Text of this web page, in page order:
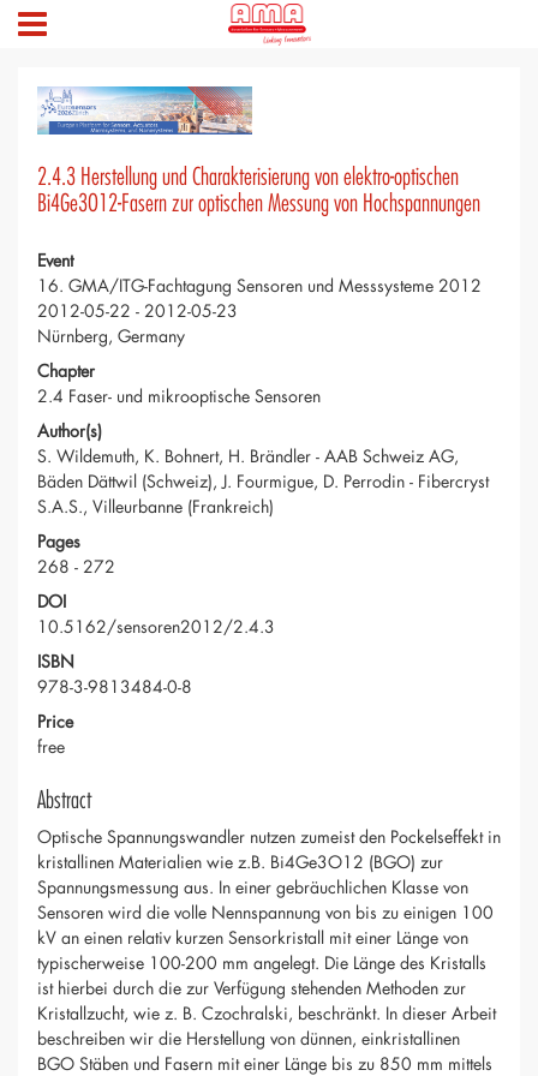
2.4.3 Herstellung und Charakterisierung von elektro-optischen
Bi4Ge3O12-Fasern zur optischen Messung von Hochspannungen
Event
16. GMA/ITG-Fachtagung Sensoren und Messsysteme 2012
2012-05-22 - 2012-05-23
Nürnberg, Germany
Chapter
2.4 Faser- und mikrooptische Sensoren
Author(s)
S. Wildemuth, K. Bohnert, H. Brändler - AAB Schweiz AG,
Bäden Dättwil (Schweiz), J. Fourmigue, D. Perrodin - Fibercryst
S.A.S., Villeurbanne (Frankreich)
Pages
268 - 272
DOI
10.5162/sensoren2012/2.4.3
ISBN
978-3-9813484-0-8
Price
free
Abstract
Optische Spannungswandler nutzen zumeist den Pockelseffekt in
kristallinen Materialien wie z.B. Bi4Ge3O12 (BGO) zur
Spannungsmessung aus. In einer gebräuchlichen Klasse von
Sensoren wird die volle Nennspannung von bis zu einigen 100
kV an einen relativ kurzen Sensorkristall mit einer Länge von
typischerweise 100-200 mm angelegt. Die Länge des Kristalls
ist hierbei durch die zur Verfügung stehenden Methoden zur
Kristallzucht, wie z. B. Czochralski, beschränkt. In dieser Arbeit
beschreiben wir die Herstellung von dünnen, einkristallinen
BGO Stäben und Fasern mit einer Länge bis zu 850 mm mittels